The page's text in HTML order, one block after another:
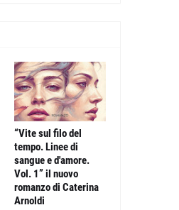
“Vite sul filo del
tempo. Linee di
sangue e d'amore.
Vol. 1” il nuovo
romanzo di Caterina
Arnoldi